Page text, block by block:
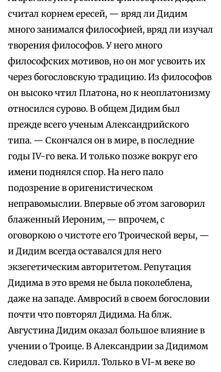
считал корнем ересей, — вряд ли Дидим
много занимался философией, вряд ли изучал
творения философов. У него много
философских мотивов, но он мог усвоить их
через богословскую традицию. Из философов
он высоко чтил Платона, но к неоплатонизму
относился сурово. В общем Дидим был
прежде всего ученым Александрийского
типа. — Скончался он в мире, в последние
годы IV-го века. И только позже вокруг его
имени поднялся спор. На него пало
подозрение в оригенистическом
неправомыслии. Впервые об этом заговорил
блаженный Иероним, — впрочем, с
оговоркою о чистоте его Троической веры, —
и Дидим всегда оставался для него
экзегетическим авторитетом. Репутация
Дидима в это время не была поколеблена,
даже на западе. Амвросий в своем богословии
почти что повторял Дидима. На блж.
Августина Дидим оказал большое влияние в
учении о Троице. В Александрии за Дидимом
следовал св. Кирилл. Только в VI-м веке во